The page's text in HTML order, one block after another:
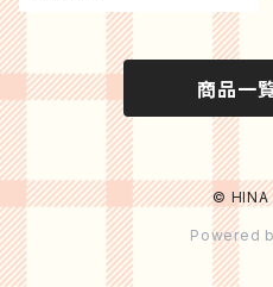
商品一
© HINA
Powered